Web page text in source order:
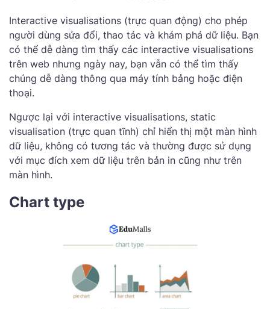
Interactive visualisations (trực quan động) cho phép
người dùng sửa đổi, thao tác và khám phá dữ liệu. Bạn
có thể dễ dàng tìm thấy các interactive visualisations
trên web nhưng ngày nay, bạn vẫn có thể tìm thấy
chúng dễ dàng thông qua máy tính bảng hoặc điện
thoại.
Ngược lại với interactive visualisations, static
visualisation (trực quan tĩnh) chỉ hiển thị một màn hình
dữ liệu, không có tương tác và thường được sử dụng
với mục đích xem dữ liệu trên bản in cũng như trên
màn hình.
Chart type